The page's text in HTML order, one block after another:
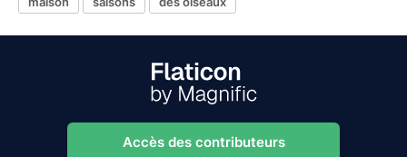
Accès des contributeurs